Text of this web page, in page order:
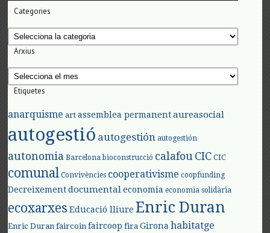
Categories
Categories
Arxius
Arxius
Etiquetes
anarquisme art assemblea permanent aureasocial
autogestió autogestión autogestión
autonomia Barcelona bioconstrucció calafouCIC CIC
comunal Convivències cooperativisme coopfunding
Decreixement documental economia economia solidària
ecoxarxes Educació lliure Enric Duran
Enric Duran faircoin faircoop fira Girona habitatge